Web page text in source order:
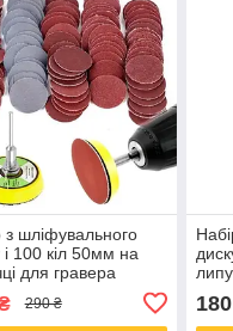
з шліфувального
і 100 кіл 50мм на
для гравера
290 ₴ 180